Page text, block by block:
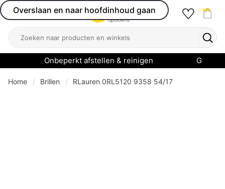
Overslaan en naar hoofdinhoud gaan
Open menu
Zoeken
Onbeperkt afstellen & reinigen
Home Brillen RLauren 0RL5120 9358 54/17